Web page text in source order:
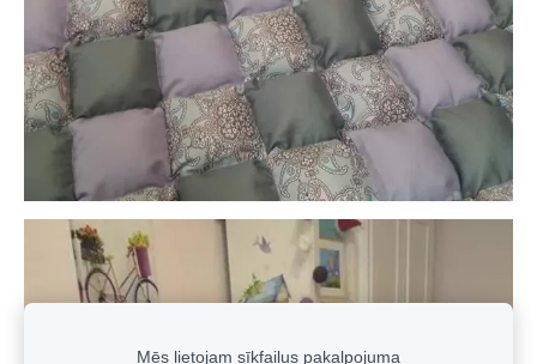
Mēs lietojam sīkfailus pakalpojuma